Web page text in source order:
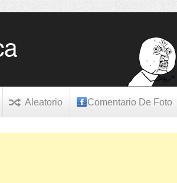
Aleatorio Comentario De Foto